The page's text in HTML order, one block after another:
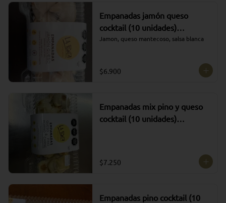
Empanadas jamón queso
cocktail (10 unidades)
CONGELADAS
Jamon, queso mantecoso, salsa blanca
$6.900
Empanadas mix pino y queso
cocktail (10 unidades)
$7.250
Empanadas pino cocktail (10